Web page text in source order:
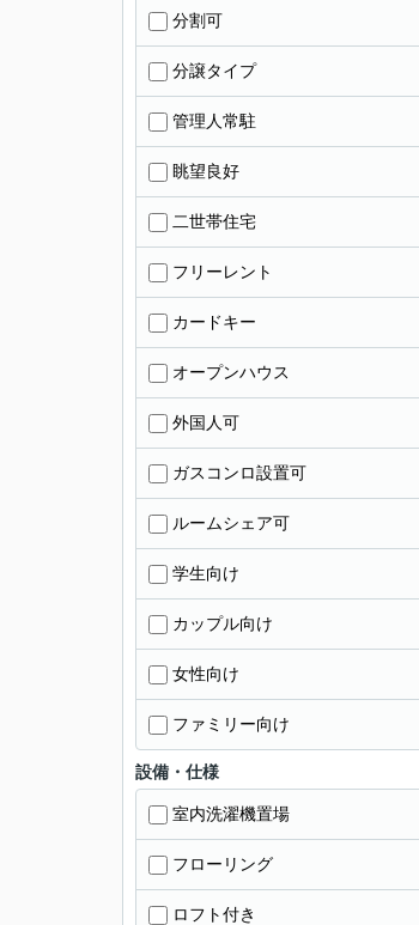
分割可
分譲タイプ
管理人常駐
眺望良好
二世帯住宅
フリーレント
カードキー
オープンハウス
外国人可
ガスコンロ設置可
ルームシェア可
学生向け
カップル向け
女性向け
ファミリー向け
設備・仕様
室内洗濯機置場
フローリング
ロフト付き